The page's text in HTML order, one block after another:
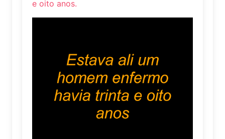
e oito anos.